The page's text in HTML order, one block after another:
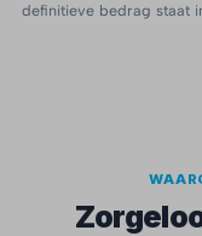
definitieve bedrag staat